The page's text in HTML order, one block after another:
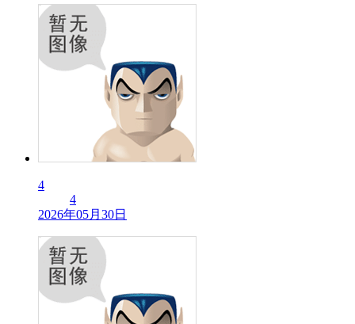
4
4
2026年05月30日